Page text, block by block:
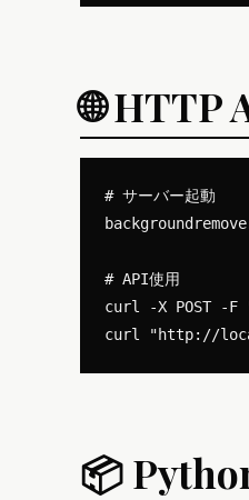
🌐 HTTP
# サーバー起動
# API使用
curl -X POST -F
📦